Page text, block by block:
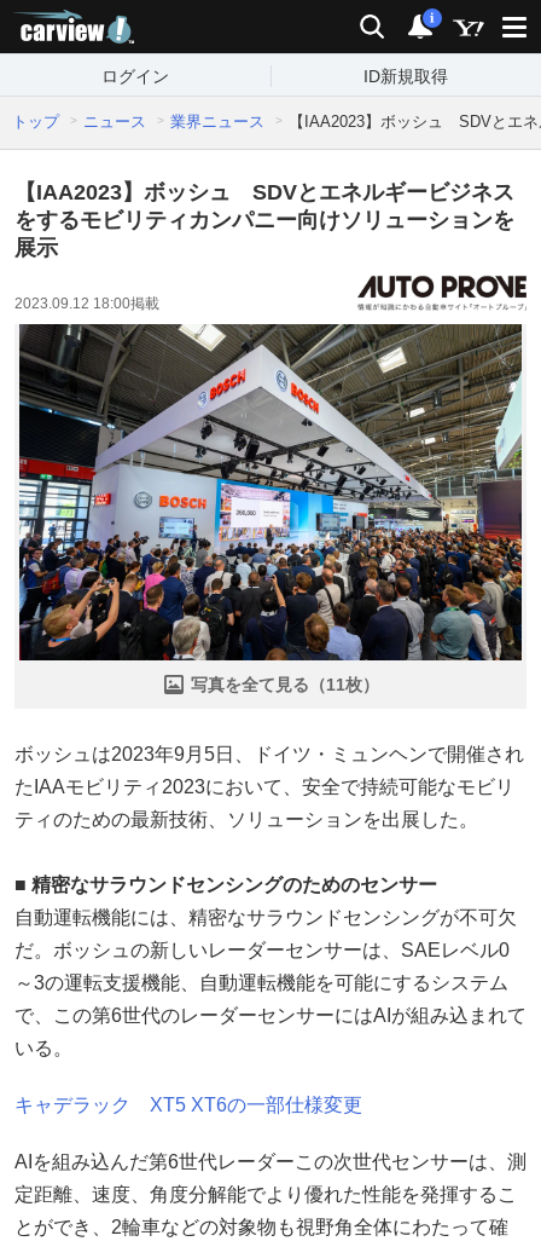
検索 通知
i
ログイン ID新規取得
トップ ニュース 業界ニュース 【IAA2023】ボッシュ SDVとエ
【IAA2023】ボッシュ SDVとエネルギービジネス
をするモビリティカンパニー向けソリューションを
展示
2023.09.12 18:00掲載
写真を全て見る（11枚）
ボッシュは2023年9月5日、ドイツ・ミュンヘンで開催され
たIAAモビリティ2023において、安全で持続可能なモビリ
ティのための最新技術、ソリューションを出展した。
■ 精密なサラウンドセンシングのためのセンサー
自動運転機能には、精密なサラウンドセンシングが不可欠
だ。ボッシュの新しいレーダーセンサーは、SAEレベル0
～3の運転支援機能、自動運転機能を可能にするシステム
で、この第6世代のレーダーセンサーにはAIが組み込まれて
いる。
キャデラック XT5 XT6の一部仕様変更
AIを組み込んだ第6世代レーダーこの次世代センサーは、測
定距離、速度、角度分解能でより優れた性能を発揮するこ
とができ、2輪車などの対象物も視野角全体にわたって確